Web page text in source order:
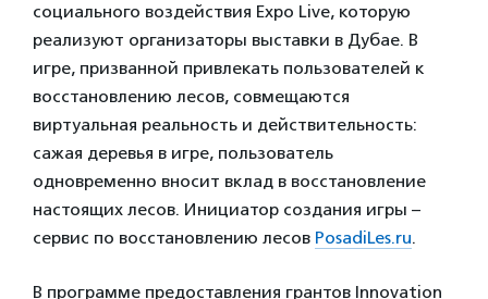
социального воздействия Expo Live, которую
реализуют организаторы выставки в Дубае. В
игре, призванной привлекать пользователей к
восстановлению лесов, совмещаются
виртуальная реальность и действительность:
сажая деревья в игре, пользователь
одновременно вносит вклад в восстановление
настоящих лесов. Инициатор создания игры –
сервис по восстановлению лесов PosadiLes.ru.
В программе предоставления грантов Innovation